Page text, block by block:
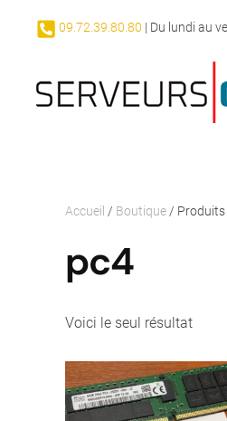
09.72.39.80.80 | Du lundi au
Accueil / Boutique / Produits
pc4
Voici le seul résultat